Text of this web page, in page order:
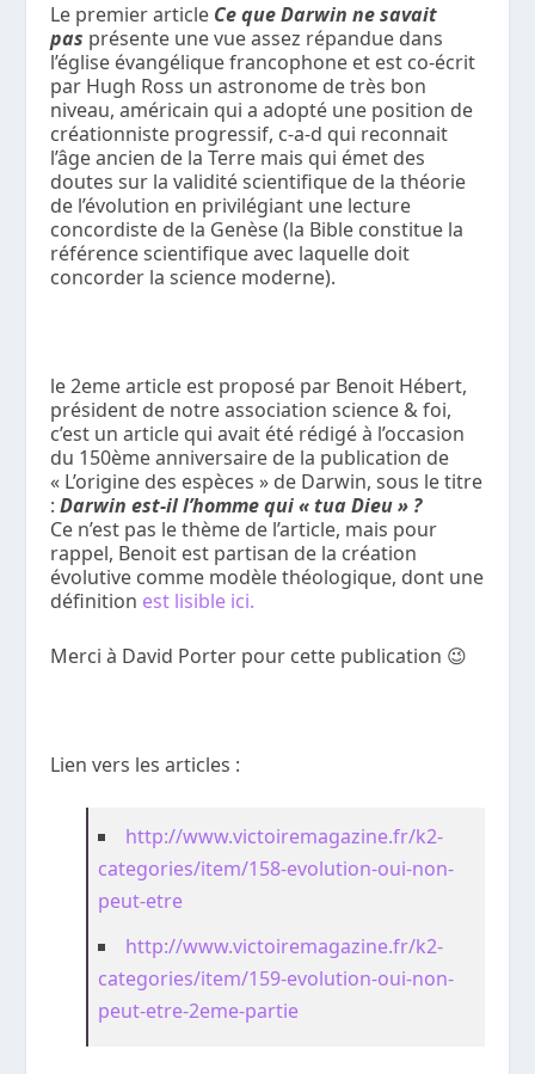
Le premier article Ce que Darwin ne savait
pas présente une vue assez répandue dans
l’église évangélique francophone et est co-écrit
par Hugh Ross un astronome de très bon
niveau, américain qui a adopté une position de
créationniste progressif, c-a-d qui reconnait
l’âge ancien de la Terre mais qui émet des
doutes sur la validité scientifique de la théorie
de l’évolution en privilégiant une lecture
concordiste de la Genèse (la Bible constitue la
référence scientifique avec laquelle doit
concorder la science moderne).
le 2eme article est proposé par Benoit Hébert,
président de notre association science & foi,
c’est un article qui avait été rédigé à l’occasion
du 150ème anniversaire de la publication de
« L’origine des espèces » de Darwin, sous le titre
: Darwin est-il l’homme qui « tua Dieu » ?
Ce n’est pas le thème de l’article, mais pour
rappel, Benoit est partisan de la création
évolutive comme modèle théologique, dont une
définition est lisible ici.
Merci à David Porter pour cette publication 😉
Lien vers les articles :
http://www.victoiremagazine.fr/k2-
categories/item/158-evolution-oui-non-
peut-etre
http://www.victoiremagazine.fr/k2-
categories/item/159-evolution-oui-non-
peut-etre-2eme-partie